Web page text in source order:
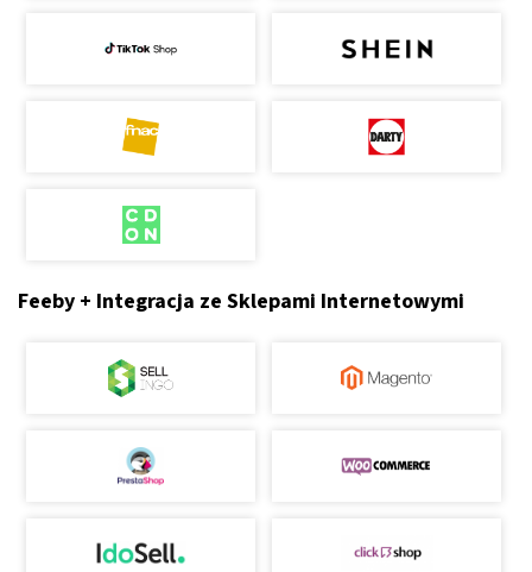
Feeby + Integracja ze Sklepami Internetowymi